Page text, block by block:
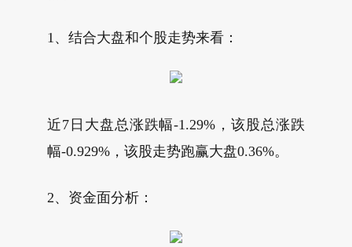
1、结合大盘和个股走势来看：
近7日大盘总涨跌幅-1.29%，该股总涨跌
幅-0.929%，该股走势跑赢大盘0.36%。
2、资金面分析：